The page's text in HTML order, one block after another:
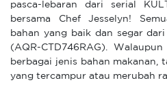
pasca-lebaran dari serial
bersama Chef Jesselyn!
bahan yang baik dan segar
(AQR-CTD746RAG).
berbagai jenis bahan makanan,
yang tercampur atau merubah